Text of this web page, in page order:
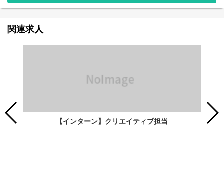
関連求人
【インターン】クリエイティブ担当